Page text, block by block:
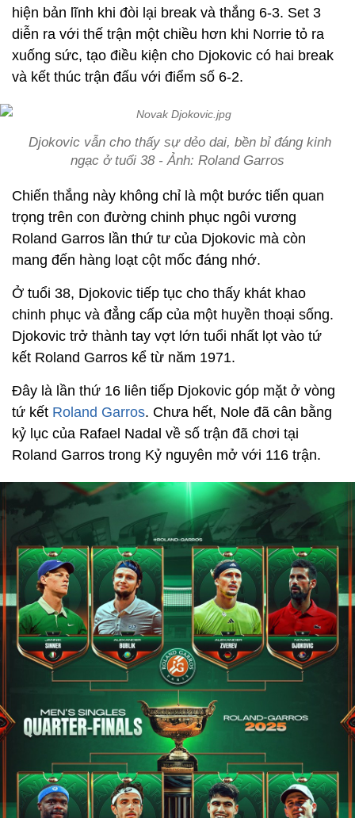
hiện bản lĩnh khi đòi lại break và thắng 6-3. Set 3
diễn ra với thế trận một chiều hơn khi Norrie tỏ ra
xuống sức, tạo điều kiện cho Djokovic có hai break
và kết thúc trận đấu với điểm số 6-2.
Djokovic vẫn cho thấy sự dẻo dai, bền bỉ đáng kinh
ngạc ở tuổi 38 - Ảnh: Roland Garros
Chiến thắng này không chỉ là một bước tiến quan
trọng trên con đường chinh phục ngôi vương
Roland Garros lần thứ tư của Djokovic mà còn
mang đến hàng loạt cột mốc đáng nhớ.
Ở tuổi 38, Djokovic tiếp tục cho thấy khát khao
chinh phục và đẳng cấp của một huyền thoại sống.
Djokovic trở thành tay vợt lớn tuổi nhất lọt vào tứ
kết Roland Garros kể từ năm 1971.
Đây là lần thứ 16 liên tiếp Djokovic góp mặt ở vòng
tứ kết Roland Garros. Chưa hết, Nole đã cân bằng
kỷ lục của Rafael Nadal về số trận đã chơi tại
Roland Garros trong Kỷ nguyên mở với 116 trận.